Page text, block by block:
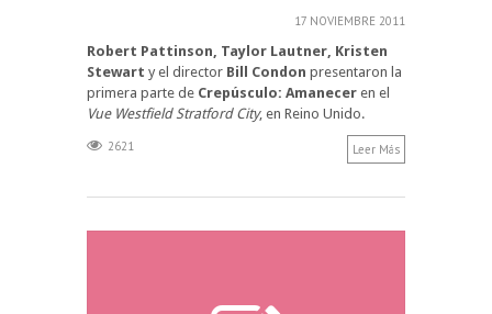
17 NOVIEMBRE 2011
Robert Pattinson, Taylor Lautner, Kristen
Stewart y el director Bill Condon presentaron la
primera parte de Crepúsculo: Amanecer en el
Vue Westfield Stratford City, en Reino Unido.
2621 Leer Más